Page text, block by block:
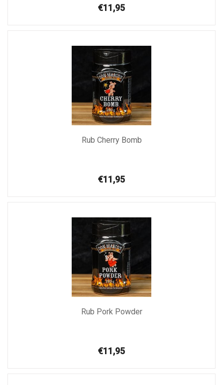
€11,95
Rub Cherry Bomb
€11,95
Rub Pork Powder
€11,95